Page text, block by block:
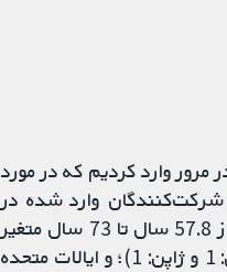
فرد مبتلا به هیجانی شدن در مرور وارد کردیم که در مورد
وارد شده در
مطالعات از 10 تا 92 نفر متغیر بودند. میانگین/میانه (median) سنی شرکت‌کنندگان از 57.8 سال تا 73 سال متغیر
بود. مطالعات از اروپا (بریتانیا: 1؛ دانمارک: 1؛ اسکاتلند: 1؛ و سوئد: 1)؛ آسیا (کره جنوبی: 1 و ژاپن: 1)؛ و ایالات متحده